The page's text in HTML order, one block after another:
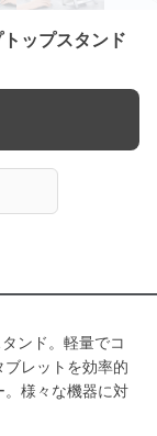
ップスタンド
ンド。軽量でコ
レットを効率的
。様々な機器に対